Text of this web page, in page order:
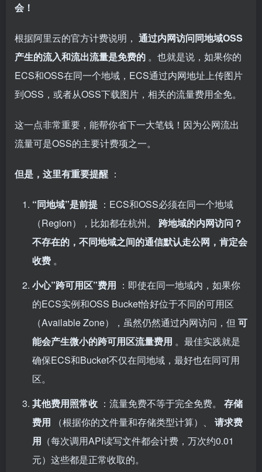
会！
根据阿里云的官方计费说明， 通过内网访问同地域OSS
产生的流入和流出流量是免费的 。也就是说，如果你的
ECS和OSS在同一个地域，ECS通过内网地址上传图片
到OSS，或者从OSS下载图片，相关的流量费用全免。
这一点非常重要，能帮你省下一大笔钱！因为公网流出
流量可是OSS的主要计费项之一。
但是，这里有重要提醒 ：
“同地域”是前提 ：ECS和OSS必须在同一个地域
（Region），比如都在杭州。 跨地域的内网访问？
不存在的，不同地域之间的通信默认走公网，肯定会
收费 。
小心”跨可用区”费用 ：即使在同一地域内，如果你
的ECS实例和OSS Bucket恰好位于不同的可用区
（Available Zone），虽然仍然通过内网访问，但 可
能会产生微小的跨可用区流量费用 。最佳实践就是
确保ECS和Bucket不仅在同地域，最好也在同可用
区。
其他费用照常收 ：流量免费不等于完全免费。 存储
费用
（根据你的文件量和存储类型计算）、 请求费
用 （每次调用API读写文件都会计费，万次约0.01
元）这些都是正常收取的。